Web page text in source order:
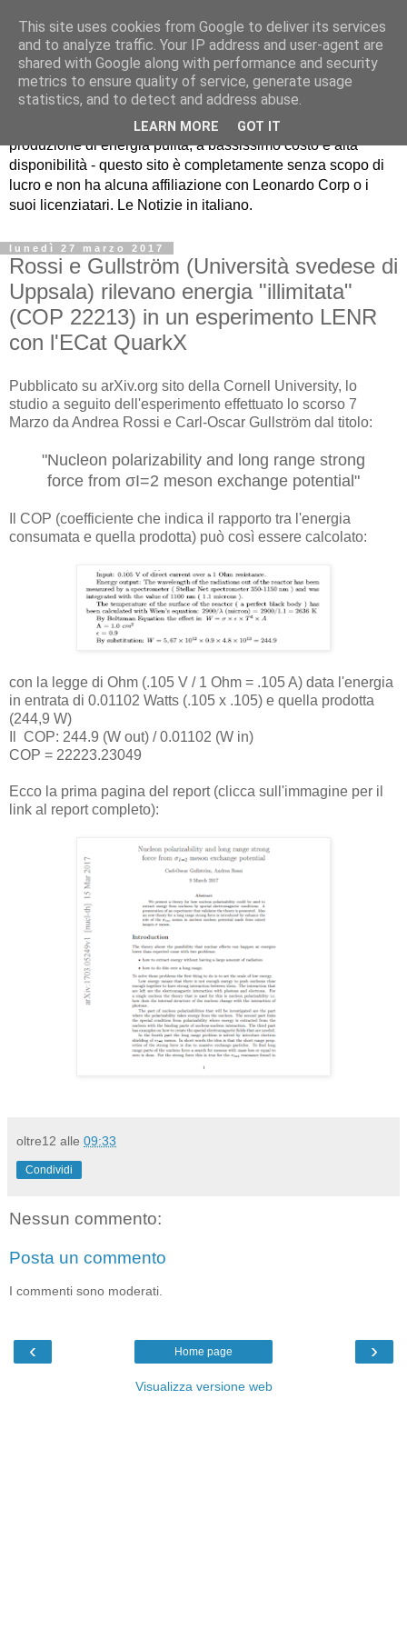
EcatNews.it
produzione di energia pulita, a bassissimo costo e alta
disponibilità - questo sito è completamente senza scopo di
lucro e non ha alcuna affiliazione con Leonardo Corp o i
suoi licenziatari. Le Notizie in italiano.
lunedì 27 marzo 2017
Rossi e Gullström (Università svedese di
Uppsala) rilevano energia "illimitata"
(COP 22213) in un esperimento LENR
con l'ECat QuarkX
Pubblicato su arXiv.org sito della Cornell University, lo
studio a seguito dell'esperimento effettuato lo scorso 7
Marzo da Andrea Rossi e Carl-Oscar Gullström dal titolo:
"Nucleon polarizability and long range strong
force from σI=2 meson exchange potential"
Il COP (coefficiente che indica il rapporto tra l'energia
consumata e quella prodotta) può così essere calcolato:
con la legge di Ohm (.105 V / 1 Ohm = .105 A) data l'energia
in entrata di 0.01102 Watts (.105 x .105) e quella prodotta
(244,9 W)
Il COP: 244.9 (W out) / 0.01102 (W in)
COP = 22223.23049
Ecco la prima pagina del report (clicca sull'immagine per il
link al report completo):
oltre12 alle 09:33
Condividi
Nessun commento:
Posta un commento
I commenti sono moderati.
‹ ›
Home page
Visualizza versione web
This site uses cookies from Google to deliver its services
and to analyze traffic. Your IP address and user-agent are
shared with Google along with performance and security
metrics to ensure quality of service, generate usage
statistics, and to detect and address abuse.
LEARN MORE GOT IT